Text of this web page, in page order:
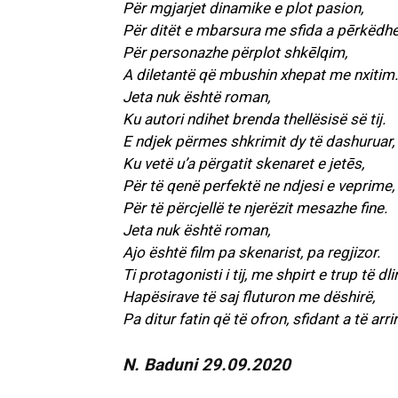
Për mgjarjet dinamike e plot pasion,
Për ditët e mbarsura me sfida a
Për personazhe përplot shkēlqim,
A diletantë që mbushin xhepat me nxitim.
Jeta nuk është roman,
Ku autori ndihet brenda thellësisë së tij.
E ndjek përmes shkrimit dy të dashuruar,
Ku vetë u’a përgatit skenaret e jetēs,
Për të qenë perfektë ne ndjesi e veprime,
Për të përcjellë te njerëzit mesazhe fine.
Jeta nuk është roman,
Ajo është film pa skenarist, pa regjizor.
Ti protagonisti i tij, me shpirt e trup të
Hapësirave të saj fluturon me dëshirë,
Pa ditur fatin që të ofron, sfidant a të
N. Baduni 29.09.2020